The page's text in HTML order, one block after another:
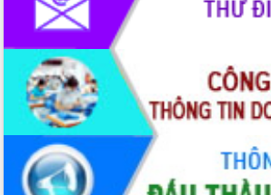
Hội thảo khoa học “Giải pháp thúc đẩy
phát triển nền kinh tế xanh tại tỉnh
Đắk Lắk”
Tăng cường giám sát, đôn đốc thực
hiện nhiệm vụ quản lý tài sản công
hàng tuần
Tháo gỡ những vướng mắc, đẩy mạnh
công tác cải cách thủ tục hành chính
tại Trung tâm Phục vụ hành chính
công tỉnh